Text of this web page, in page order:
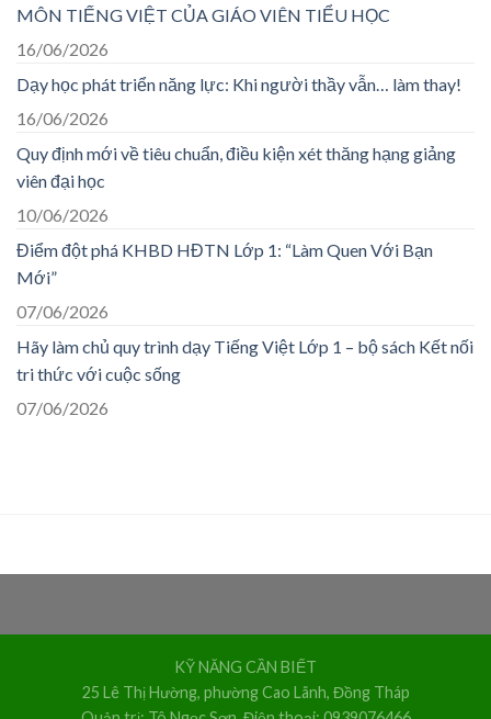
MÔN TIẾNG VIỆT CỦA GIÁO VIÊN TIỂU HỌC
16/06/2026
Dạy học phát triển năng lực: Khi người thầy vẫn… làm thay!
16/06/2026
Quy định mới về tiêu chuẩn, điều kiện xét thăng hạng giảng
viên đại học
10/06/2026
Điểm đột phá KHBD HĐTN Lớp 1: “Làm Quen Với Bạn
Mới”
07/06/2026
Hãy làm chủ quy trình dạy Tiếng Việt Lớp 1 – bộ sách Kết nối
tri thức với cuộc sống
07/06/2026
KỸ NĂNG CẦN BIẾT
25 Lê Thị Hường, phường Cao Lãnh, Đồng Tháp